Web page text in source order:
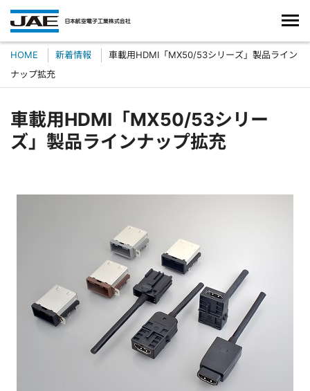
HOME 新着情報
車載用HDMI「MX50/53シリーズ」製品ライン
ナップ拡充
車載用HDMI「MX50/53シリー
ズ」製品ラインナップ拡充